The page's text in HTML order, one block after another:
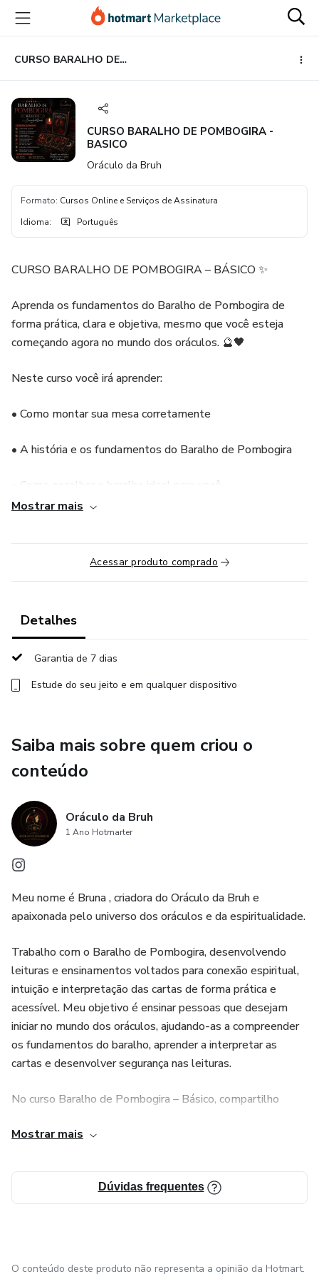
para
conteúdo
principal
para
pagamento
para
rodapé
CURSO BARALHO DE POMBOGIRA - BASICO
CURSO BARALHO DE POMBOGIRA -
BASICO
Oráculo da Bruh
Formato: Cursos Online e Serviços de Assinatura
Idioma: Português
CURSO BARALHO DE POMBOGIRA – BÁSICO ✨
Aprenda os fundamentos do Baralho de Pombogira de
forma prática, clara e objetiva, mesmo que você esteja
começando agora no mundo dos oráculos. 🔮🖤
Neste curso você irá aprender:
• Como montar sua mesa corretamente
• A história e os fundamentos do Baralho de Pombogira
• Como escolher o baralho ideal para você
• Métodos de respostas de “sim” ou “não”
• Desenvolvimento da sua interpretação e intuição
Além disso, o curso acompanha: 📚 Apostila de apoio
Um curso pensado para quem deseja iniciar suas leituras
com mais segurança, conexão e entendimento espiritual. ✨
Mostrar mais
Acessar produto comprado
Detalhes
Garantia de 7 dias
Estude do seu jeito e em qualquer dispositivo
Saiba mais sobre quem criou o
conteúdo
Oráculo da Bruh
1 Ano Hotmarter
Meu nome é Bruna , criadora do Oráculo da Bruh e
apaixonada pelo universo dos oráculos e da espiritualidade.
Trabalho com o Baralho de Pombogira, desenvolvendo
leituras e ensinamentos voltados para conexão espiritual,
intuição e interpretação das cartas de forma prática e
acessível. Meu objetivo é ensinar pessoas que desejam
iniciar no mundo dos oráculos, ajudando-as a compreender
os fundamentos do baralho, aprender a interpretar as
cartas e desenvolver segurança nas leituras.
No curso Baralho de Pombogira – Básico, compartilho
baralho, escolha do deck ideal, perguntas de sim ou não,
disso, os alunos recebem apostila de apoio e acesso ao
grupo exclusivo para tirar dúvidas e receber orientações. ✨
Mostrar mais
Dúvidas frequentes
O conteúdo deste produto não representa a opinião da Hotmart.